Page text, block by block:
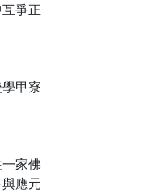
爭正
甲寮
家佛
應元